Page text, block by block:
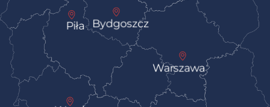
Pokaż na mapie
Bydgoszcz
Piła
Warszawa